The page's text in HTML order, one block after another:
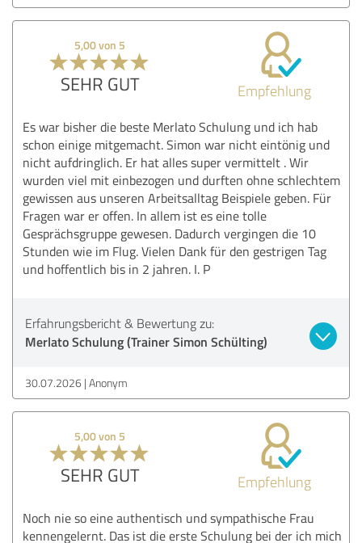
5,00 von 5
SEHR GUT Empfehlung
Es war bisher die beste Merlato Schulung und ich hab
schon einige mitgemacht. Simon war nicht eintönig und
nicht aufdringlich. Er hat alles super vermittelt . Wir
wurden viel mit einbezogen und durften ohne schlechtem
gewissen aus unseren Arbeitsalltag Beispiele geben. Für
Fragen war er offen. In allem ist es eine tolle
Gesprächsgruppe gewesen. Dadurch vergingen die 10
Stunden wie im Flug. Vielen Dank für den gestrigen Tag
und hoffentlich bis in 2 jahren. I. P
Erfahrungsbericht & Bewertung zu:
Merlato Schulung (Trainer Simon Schülting)
30.07.2026 Anonym
5,00 von 5
SEHR GUT Empfehlung
Noch nie so eine authentisch und sympathische Frau
kennengelernt. Das ist die erste Schulung bei der ich mich